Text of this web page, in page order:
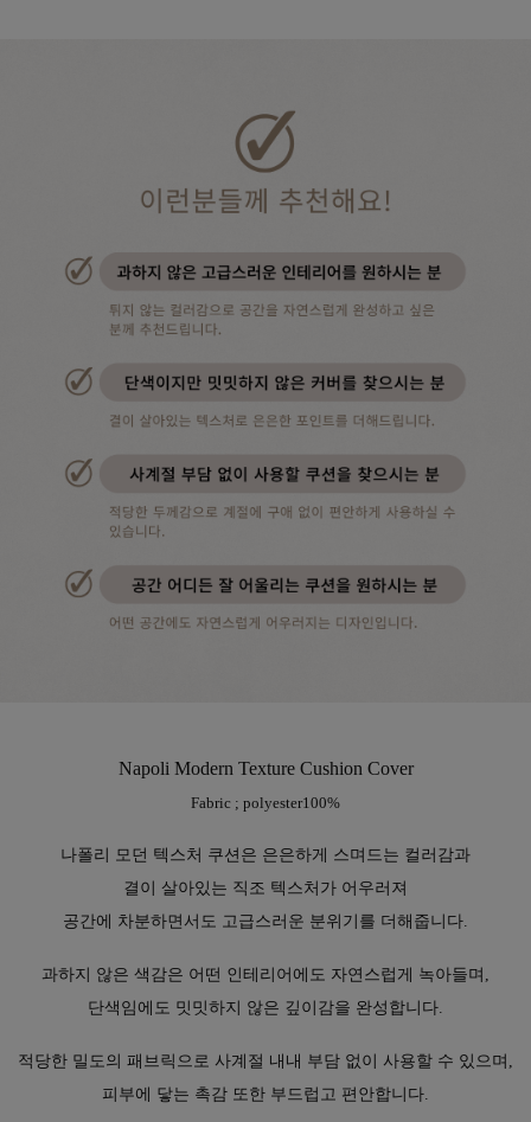
Napoli Modern Texture Cushion Cover
Fabric ; polyester100%
나폴리 모던 텍스처 쿠션은 은은하게 스며드는 컬러감과
결이 살아있는 직조 텍스처가 어우러져
공간에 차분하면서도 고급스러운 분위기를 더해줍니다.
과하지 않은 색감은 어떤 인테리어에도 자연스럽게 녹아들며,
단색임에도 밋밋하지 않은 깊이감을 완성합니다.
적당한 밀도의 패브릭으로 사계절 내내 부담 없이 사용할 수 있으며,
피부에 닿는 촉감 또한 부드럽고 편안합니다.